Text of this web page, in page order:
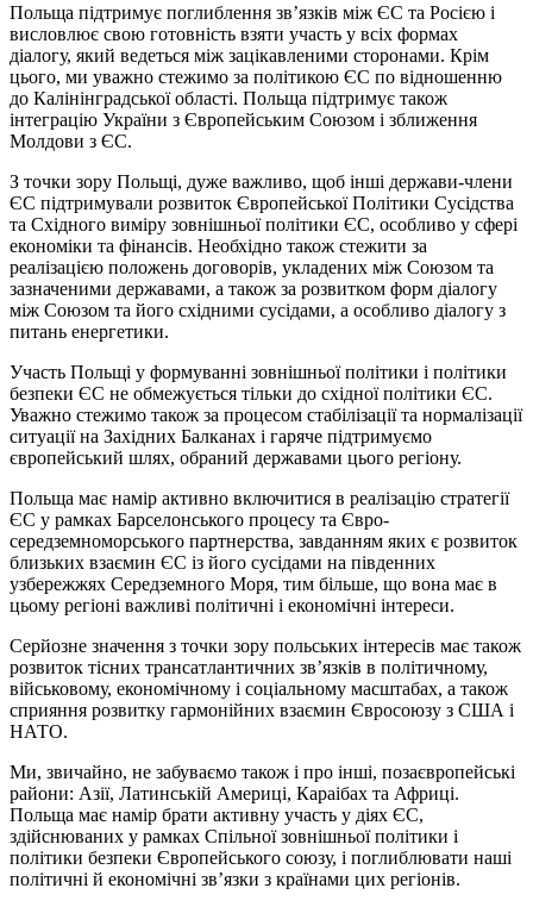
Польща підтримує поглиблення зв’язків між ЄС та Росією і
висловлює свою готовність взяти участь у всіх формах
діалогу, який ведеться між зацікавленими сторонами. Крім
цього, ми уважно стежимо за політикою ЄС по відношенню
до Калінінградської області. Польща підтримує також
інтеграцію України з Європейським Союзом і зближення
Молдови з ЄС.
З точки зору Польщі, дуже важливо, щоб інші держави-члени
ЄС підтримували розвиток Європейської Політики Сусідства
та Східного виміру зовнішньої політики ЄС, особливо у сфері
економіки та фінансів. Необхідно також стежити за
реалізацією положень договорів, укладених між Союзом та
зазначеними державами, а також за розвитком форм діалогу
між Союзом та його східними сусідами, а особливо діалогу з
питань енергетики.
Участь Польщі у формуванні зовнішньої політики і політики
безпеки ЄС не обмежується тільки до східної політики ЄС.
Уважно стежимо також за процесом стабілізації та нормалізації
ситуації на Західних Балканах і гаряче підтримуємо
європейський шлях, обраний державами цього регіону.
Польща має намір активно включитися в реалізацію стратегії
ЄС у рамках Барселонського процесу та Євро-
середземноморського партнерства, завданням яких є розвиток
близьких взаємин ЄС із його сусідами на південних
узбережжях Середземного Моря, тим більше, що вона має в
цьому регіоні важливі політичні і економічні інтереси.
Серйозне значення з точки зору польських інтересів має також
розвиток тісних трансатлантичних зв’язків в політичному,
військовому, економічному і соціальному масштабах, а також
сприяння розвитку гармонійних взаємин Євросоюзу з США і
НАТО.
Ми, звичайно, не забуваємо також і про інші, позаєвропейські
райони: Азії, Латинській Америці, Караібах та Африці.
Польща має намір брати активну участь у діях ЄС,
здійснюваних у рамках Спільної зовнішньої політики і
політики безпеки Європейського союзу, і поглиблювати наші
політичні й економічні зв’язки з країнами цих регіонів.